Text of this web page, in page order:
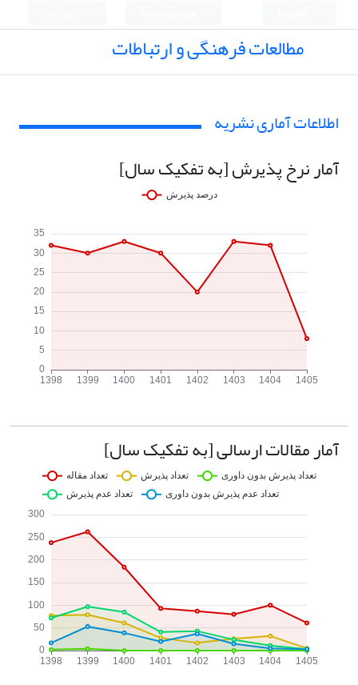
مطالعات فرهنگی و ارتباطات
اطلاعات آماری نشریه
آمار نرخ پذیرش [به تفکیک سال]
آمار مقالات ارسالی [به تفکیک سال]